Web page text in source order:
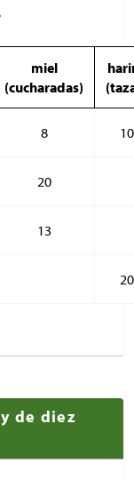
miel
(cucharadas)
8 10
20
13
20
de diez